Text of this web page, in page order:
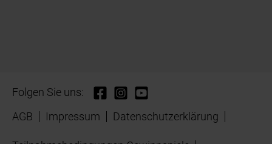
Folgen Sie uns:
AGB
Impressum Datenschutzerklärung